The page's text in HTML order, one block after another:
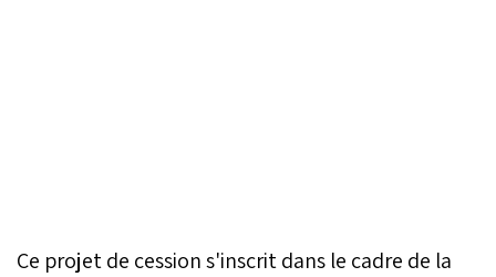
Ce projet de cession s'inscrit dans le cadre de la